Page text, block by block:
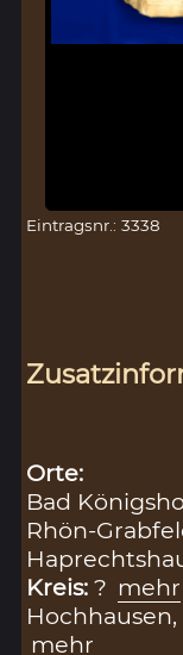
Eintragsnr.: 3338
Orte:
Bad
Rhön-
Kreis:? mehr
Hochhausen,
mehr